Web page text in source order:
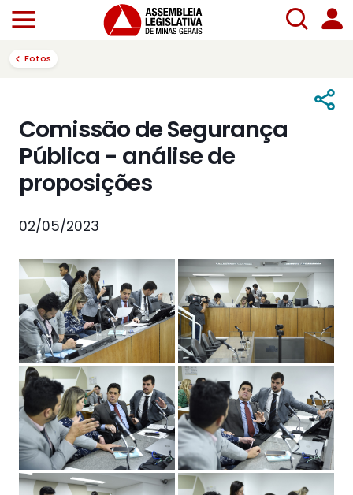
Fotos
Comissão de Segurança
Pública - análise de
proposições
02/05/2023